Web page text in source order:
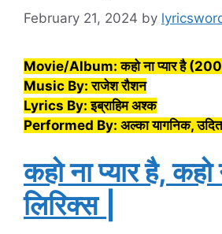
February 21, 2024 by
Movie/Album: कहो ना प्यार है
Music By: राजेश रौशन
Lyrics By: इब्राहिम अश्क
Performed By: अल्का यागनिक, उदित
कहो ना प्यार है, कहो
लिरिक्स